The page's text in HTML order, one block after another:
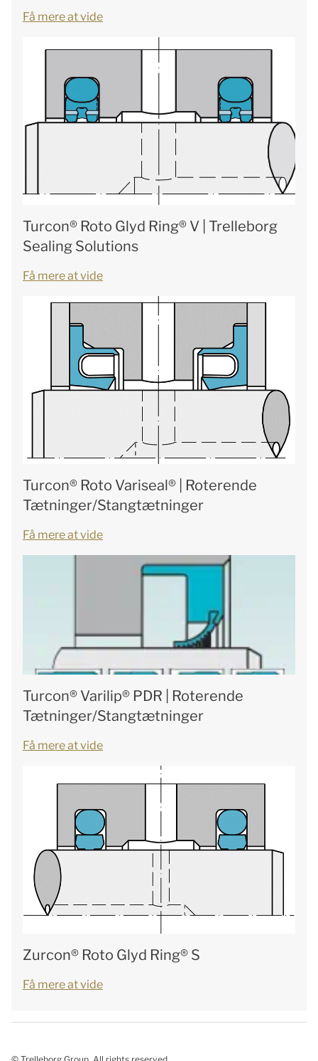
Få mere at vide
Turcon® Roto Glyd Ring® V | Trelleborg
Sealing Solutions
Få mere at vide
Turcon® Roto Variseal® | Roterende
Tætninger/Stangtætninger
Få mere at vide
Turcon® Varilip® PDR | Roterende
Tætninger/Stangtætninger
Få mere at vide
Zurcon® Roto Glyd Ring® S
Få mere at vide